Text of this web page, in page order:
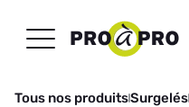
Tous nos produitsSurgelés